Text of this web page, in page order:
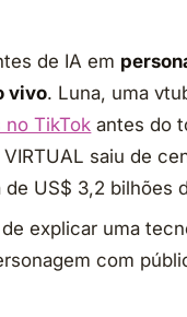
de IA em
vivo. Luna, uma
TikTok antes do
saiu de
de US$ 3,2 bilhões
explicar uma
com